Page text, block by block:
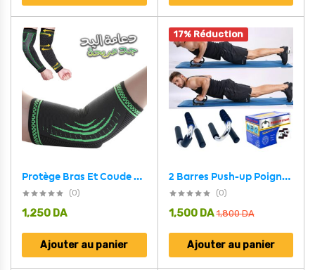
Protège Bras Et Coude Elastiqué YC 7700
(0)
1,250 DA
Ajouter au panier
17% Réduction
2 Barres Push-up Poignées De Fitness Poignées De Pompe
(0)
1,800DA
1,500 DA
Ajouter au panier